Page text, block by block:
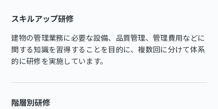
スキルアップ研修
建物の管理業務に必要な設備、品質管理、管理費用などに
関する知識を習得することを目的に、複数回に分けて体系
的に研修を実施しています。
階層別研修